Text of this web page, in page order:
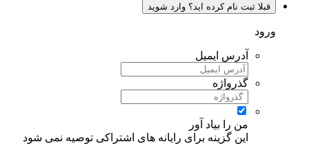
قبلا ثبت نام کرده اید؟ وارد شوید
ورود
آدرس ایمیل
گذرواژه
من را بیاد آور
این گزینه برای رایانه های اشتراکی توصیه نمی شود